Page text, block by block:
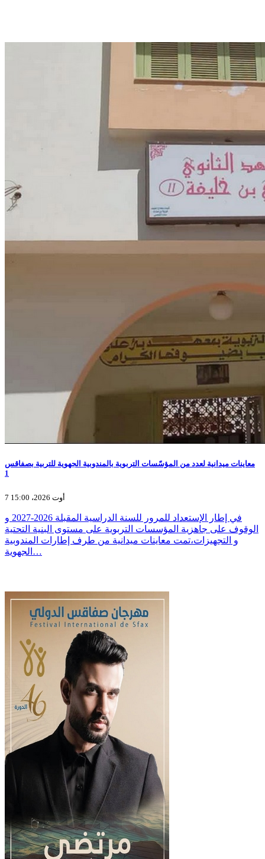
معاينات ميدانية لعدد من المؤسّسات التربوية بالمندوبية الجهوية للتربية بصفاقس
1
7 أوت 2026، 15:00
في إطار الإستعداد للمرور للسنة الدراسية المقبلة 2026-2027 و
الوقوف على جاهزية المؤسسات التربوية على مستوى البنية التحتية
و التجهيزات،تمت معاينات ميدانية من طرف إطارات المندوبية
الجهوية…